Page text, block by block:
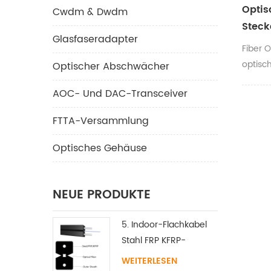
1dB
25dB
Fiber
Cwdm & Dwdm
Glasfaseradapter
Optischer Abschwächer
AOC- Und DAC-Transceiver
FTTA-Versammlung
Optisches Gehäuse
NEUE PRODUKTE
5. Indoor-Flachkabel
Stahl FRP KFRP-
Festigkeitselement
WEITERLESEN